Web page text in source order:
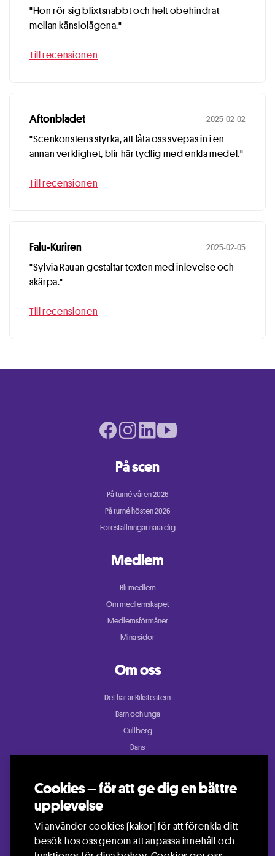
Cookies – för att ge dig en bättre
upplevelse
Vi använder cookies (kakor) för att förenkla ditt
besök hos oss genom att anpassa innehåll och
"Hon rör sig blixtsnabbt och helt obehindrat
mellan känslolägena."
Till recensionen
Aftonbladet 2025-02-02
"Scenkonstens styrka, att låta oss svepas in i en
annan verklighet, blir här tydlig med enkla medel."
Till recensionen
Falu-Kuriren 2025-02-05
"Sylvia Rauan gestaltar texten med inlevelse och
skärpa."
Till recensionen
På scen
På turné våren 2026
På turné hösten 2026
Föreställningar nära dig
Medlem
Bli medlem
Om medlemskapet
Medlemsförmåner
Mina sidor
Om oss
Det här är Riksteatern
Barn och unga
Cullberg
Dans
Riksteatern Crea
Samtida cirkus
Facebook page
Instagram page
LinkedIn pageYoutube page